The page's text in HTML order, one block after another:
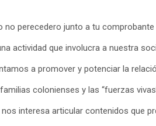
no perecedero junto a tu comprobante
actividad que involucra a nuestra
a promover y potenciar la
colonienses y las “fuerzas
interesa articular contenidos que